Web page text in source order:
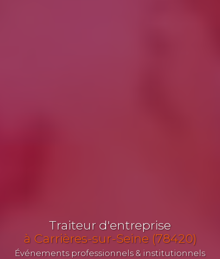
Traiteur d'entreprise
à Carrières-sur-Seine (78420)
Événements professionnels & institutionnels